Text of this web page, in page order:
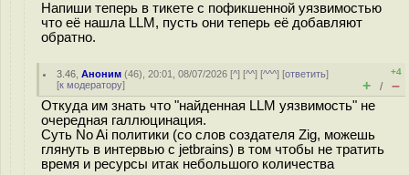
Напиши теперь в тикете с пофикшенной уязвимостью
что её нашла LLM, пусть они теперь её добавляют
обратно.
3.46 ,Аноним (46), 20:01, 08/07/2026 [^] [^^] [^^^] [ответить]
[к модератору]
+4
+ / –
Откуда им знать что "найденная LLM уязвимость" не
очередная галлюцинация.
Суть No Ai политики (со слов создателя Zig, можешь
глянуть в интервью с jetbrains) в том чтобы не тратить
время и ресурсы итак небольшого количества